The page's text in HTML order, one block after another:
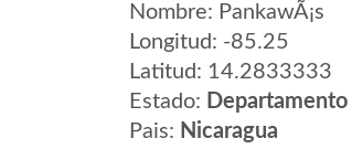
Nombre: PankawÃ¡s
Longitud: -85.25
Latitud: 14.2833333
Estado:
Pais: Nicaragua